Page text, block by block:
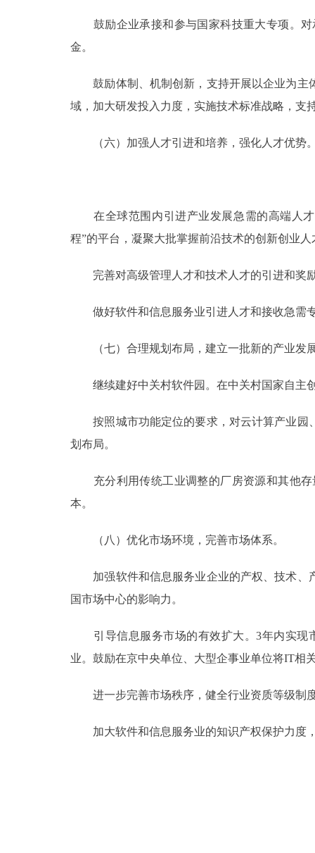
鼓励企业承接和参与国家科技重大专项。对
金。
鼓励体制、机制创新，支持开展以企业为主
域，加大研发投入力度，实施技术标准战略，支
（六）加强人才引进和培养，强化人才优势
在全球范围内引进产业发展急需的高端人才
程”的平台，凝聚大批掌握前沿技术的创新创业
完善对高级管理人才和技术人才的引进和奖
做好软件和信息服务业引进人才和接收急需
（七）合理规划布局，建立一批新的产业发
继续建好中关村软件园。在中关村国家自主
按照城市功能定位的要求，对云计算产业园
划布局。
充分利用传统工业调整的厂房资源和其他存
本。
（八）优化市场环境，完善市场体系。
加强软件和信息服务业企业的产权、技术、
国市场中心的影响力。
引导信息服务市场的有效扩大。3年内实现市
业。鼓励在京中央单位、大型企事业单位将IT相
进一步完善市场秩序，健全行业资质等级制
加大软件和信息服务业的知识产权保护力度，